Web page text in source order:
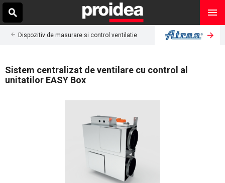
Dispozitiv de masurare si control ventilatie
Sistem centralizat de ventilare cu control al
unitatilor EASY Box